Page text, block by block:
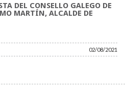
DEL CONSELLO GALEGO DE
MARTÍN, ALCALDE DE
02/08/2021